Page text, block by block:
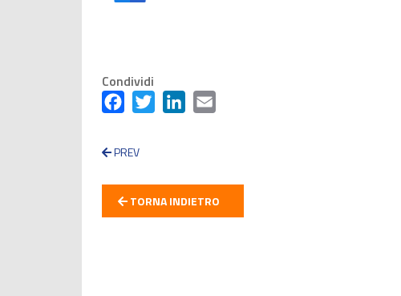
Condividi
FacebookTwitter LinkedIn
PREV
TORNA INDIETRO